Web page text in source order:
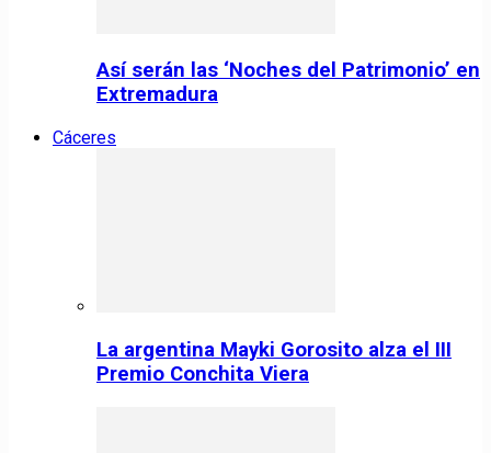
Así serán las ‘Noches del Patrimonio’ en
Extremadura
Cáceres
La argentina Mayki Gorosito alza el III
Premio Conchita Viera